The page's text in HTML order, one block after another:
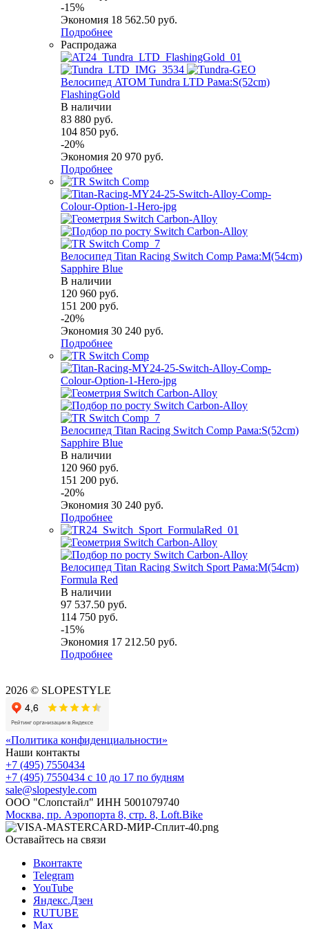
-15%
Экономия 18 562.50 руб.
Подробнее
Распродажа
Велосипед ATOM Tundra LTD Рама:S(52cm)
FlashingGold
В наличии
83 880 руб.
104 850 руб.
-20%
Экономия 20 970 руб.
Подробнее
Велосипед Titan Racing Switch Comp Рама:M(54cm)
Sapphire Blue
В наличии
120 960 руб.
151 200 руб.
-20%
Экономия 30 240 руб.
Подробнее
Велосипед Titan Racing Switch Comp Рама:S(52cm)
Sapphire Blue
В наличии
120 960 руб.
151 200 руб.
-20%
Экономия 30 240 руб.
Подробнее
Велосипед Titan Racing Switch Sport Рама:M(54cm)
Formula Red
В наличии
97 537.50 руб.
114 750 руб.
-15%
Экономия 17 212.50 руб.
Подробнее
2026 © SLOPESTYLE
«Политика конфиденциальности»
Наши контакты
+7 (495) 7550434
+7 (495) 7550434 с 10 до 17 по будням
sale@slopestyle.com
ООО "Слопстайл" ИНН 5001079740
Москва, пр. Аэропорта 8, стр. 8, Loft.Bike
Оставайтесь на связи
Вконтакте
Telegram
YouTube
Яндекс.Дзен
RUTUBE
Max